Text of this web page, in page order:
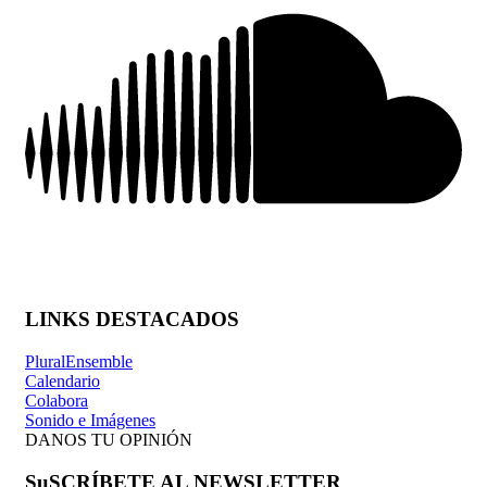
LINKS DESTACADOS
PluralEnsemble
Calendario
Colabora
Sonido e Imágenes
DANOS TU OPINIÓN
SuSCRÍBETE AL NEWSLETTER